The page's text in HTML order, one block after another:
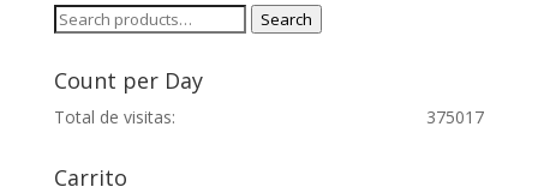
Search
Search
Count per Day
375017
Total de visitas:
Carrito